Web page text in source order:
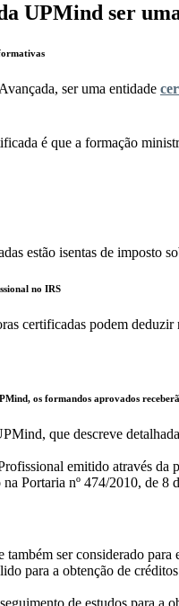
UPMind ser
ser uma entidade
é que a formação
estão isentas de imposto
no IRS
certificadas podem
os formandos aprovados
que descreve
emitido através da
Portaria nº 474/2010, de 8
ser considerado
para a obtenção de
de estudos para a